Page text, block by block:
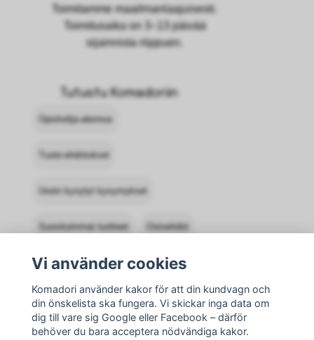
Toimitamme maailmanlaajuisesti.
Toimitusaika on 3–13 päivää
sijainnista riippuen.
Tutustu Komadoriin
Opiskelija-alennus
Tuote-ehdotukset
Usein kysytyt kysymykset
Suosituimmat tuotteet Ostoehdot
Ota yhteyttä Komadoriin
Kirjaudu sisään Palautukset
Vi använder cookies
Komadori använder kakor för att din kundvagn och
din önskelista ska fungera. Vi skickar inga data om
dig till vare sig Google eller Facebook – därför
behöver du bara acceptera nödvändiga kakor.